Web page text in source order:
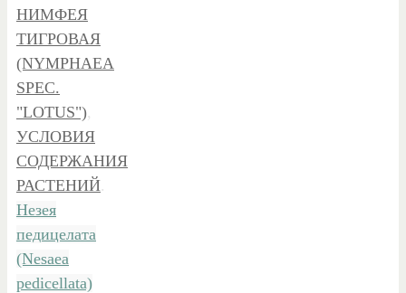
НИМФЕЯ
ТИГРОВАЯ
(NYMPHAEA
SPEC.
"LOTUS"),
УСЛОВИЯ
СОДЕРЖАНИЯ
РАСТЕНИЙ.
Незея
педицелата
(Nesaea
pedicellata)